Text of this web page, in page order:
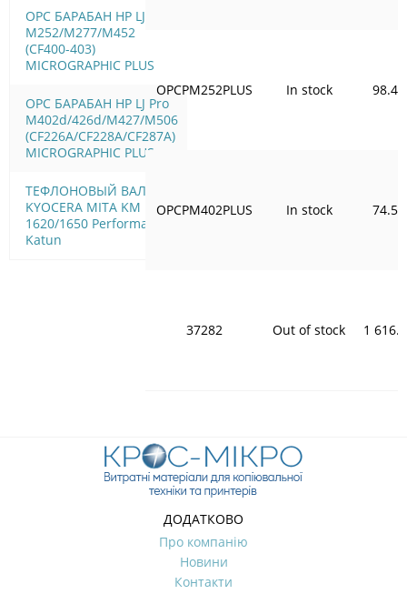
OPC БАРАБАН HP LJ Pro
M252/M277/M452
(CF400-403)
MICROGRAPHIC PLUS
OPC БАРАБАН HP LJ Pro
M402d/426d/M427/M506
(CF226A/CF228A/CF287A)
MICROGRAPHIC PLUS
ТЕФЛОНОВЫЙ ВАЛ
KYOCERA MITA KM
1620/1650 Performance
Katun
OPCPM252PLUS In stock 98.41
OPCPM402PLUS In stock 74.55
37282 Out of stock 1
ДОДАТКОВО
Про компанію
Новини
Контакти